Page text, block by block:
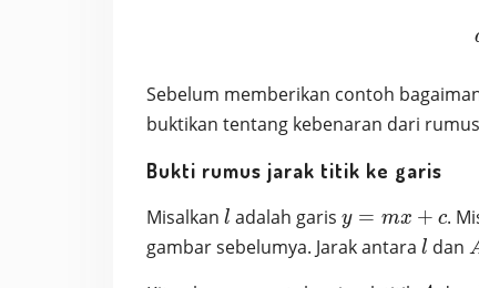
Sebelum memberikan contoh
buktikan tentang kebenaran dari
Bukti rumus jarak titik ke garis
Misalkan l
l adalah garisy=mx+c
y = mx + c.
gambar sebelumya. Jarak antara l
l dan